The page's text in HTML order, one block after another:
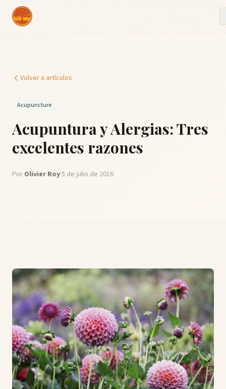
Volver a artículos
Acupuncture
Acupuntura y Alergias: Tres
excelentes razones
Por Olivier Roy·5 de julio de 2016